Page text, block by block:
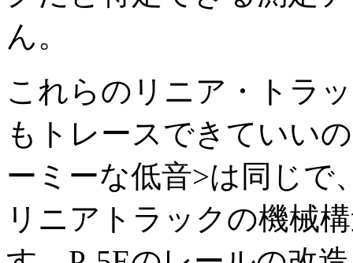
ん。
これらのリニア・トラ
もトレースできていい
ーミーな低音>は同じで
リニアトラックの機械